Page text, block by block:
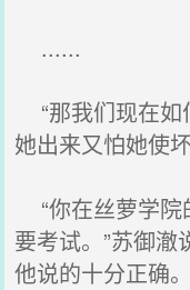
......
“那我们现在如
她出来又怕她使
“你在丝萝学院
要考试。”苏御
他说的十分正确。